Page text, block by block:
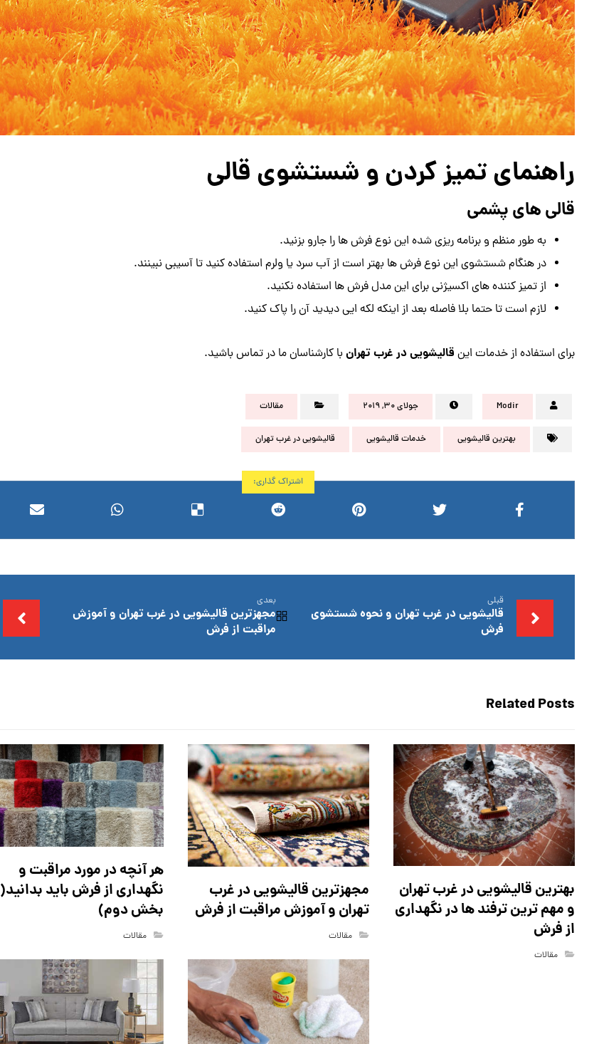
راهنمای تمیز کردن و شستشوی قالی
قالی های پشمی
به طور منظم و برنامه ریزی شده این نوع فرش ها را جارو بزنید.
در هنگام شستشوی این نوع فرش ها بهتر است از آب سرد یا ولرم استفاده کنید تا آسیبی نبینند.
از تمیز کننده های اکسیژنی برای این مدل فرش ها استفاده نکنید.
لازم است تا حتما بلا فاصله بعد از اینکه لکه ایی دیدید آن را پاک کنید.
برای استفاده از خدمات این قالیشویی در غرب تهرانبا کارشناسان ما در تماس باشید.
Modir جولای ۳۰, ۲۰۱۹ مقالات
بهترین قالیشویی خدمات قالیشویی قالیشویی در غرب تهران
قبلی
قالیشویی در غرب تهران و نحوه شستشوی
فرش
بعدی
مجهزترین قالیشویی در غرب تهران و آموزش
مراقبت از فرش
Related Posts
بهترین قالیشویی در غرب تهران
و مهم ترین ترفند ها در نگهداری
از فرش
مقالات
مجهزترین قالیشویی در غرب
تهران و آموزش مراقبت از فرش
مقالات
هر آنچه در مورد مراقبت و
نگهداری از فرش باید بدانید(
بخش دوم)
مقالات